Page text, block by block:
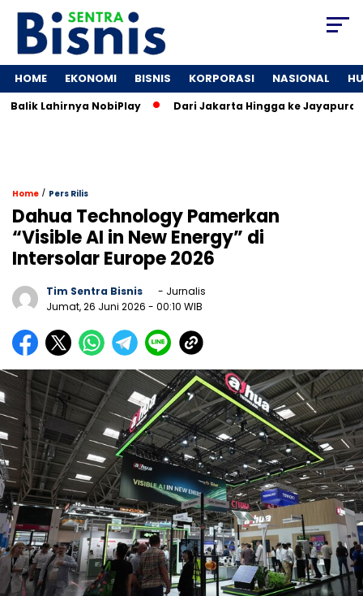
HOME EKONOMI BISNIS KORPORASI NASIONAL
Lahirnya NobiPlay Dari Jakarta Hingga ke Jayapura:
Home / Pers Rilis
Dahua Technology Pamerkan
“Visible AI in New Energy” di
Intersolar Europe 2026
Tim Sentra Bisnis
- Jurnalis
Jumat, 26 Juni 2026 - 00:10 WIB